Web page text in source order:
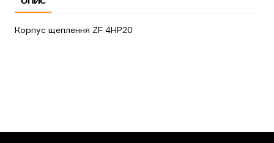
Корпус щеплення ZF 4HP20